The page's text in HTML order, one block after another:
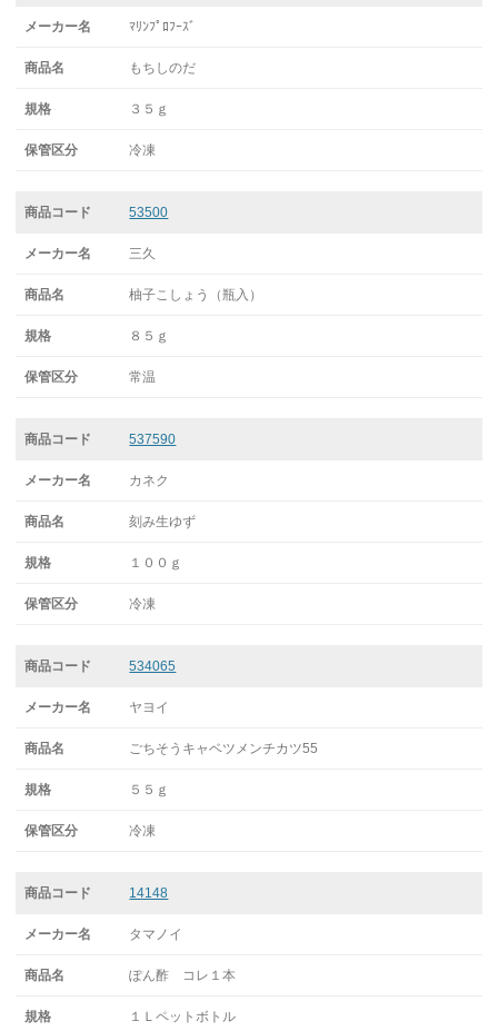
ﾏﾘﾝﾌﾟﾛﾌｰｽﾞ
もちしのだ
３５ｇ
冷凍
53500
三久
柚子こしょう（瓶入）
８５ｇ
常温
537590
カネク
刻み生ゆず
１００ｇ
冷凍
534065
ヤヨイ
ごちそうキャベツメンチカツ55
５５ｇ
冷凍
14148
タマノイ
ぽん酢 コレ１本
１Ｌペットボトル